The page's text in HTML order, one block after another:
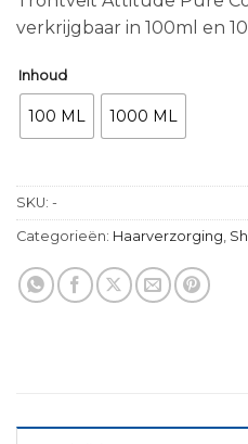
verkrijgbaar in 100ml en
Inhoud
100 ML 1000 ML
SKU: -
Categorieën: Haarverzorging